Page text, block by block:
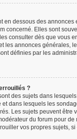
en dessous des annonces
concerné. Elles sont
consulter dès que vous
les annonces générales,
définies par les
?
des sujets dans
dans lesquels les
Les sujets peuvent être
du forum pour de
vos propres sujets,